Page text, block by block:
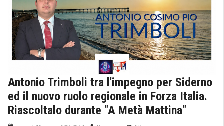
Antonio Trimboli tra l'impegno per Siderno
ed il nuovo ruolo regionale in Forza Italia.
Riascoltalo durante "A Metà Mattina"